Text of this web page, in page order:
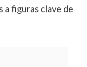
a figuras clave de